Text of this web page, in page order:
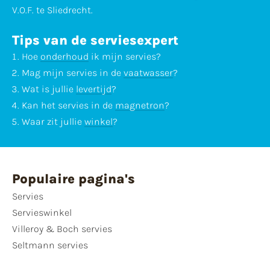
V.O.F. te Sliedrecht.
Tips van de serviesexpert
Hoe onderhoud ik mijn servies?
Mag mijn servies in de vaatwasser?
Wat is jullie levertijd?
Kan het servies in de magnetron?
Waar zit jullie winkel?
Populaire pagina's
Servies
Servieswinkel
Villeroy & Boch servies
Seltmann servies